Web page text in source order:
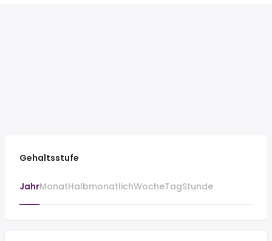
Gehaltsstufe
JahrMonatHalbmonatlichWocheTagStunde